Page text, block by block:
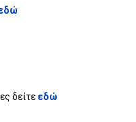
δείτε εδώ